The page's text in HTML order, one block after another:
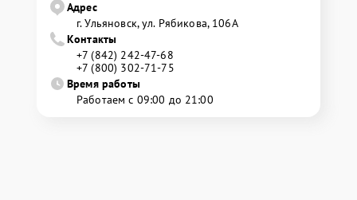
Адрес
г. Ульяновск, ул. Рябикова, 106А
Контакты
+7 (842) 242-47-68
+7 (800) 302-71-75
Время работы
Работаем с 09:00 до 21:00